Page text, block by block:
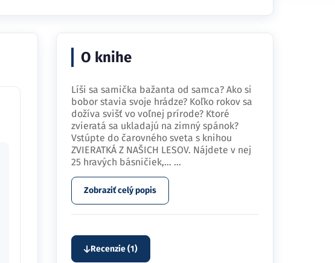
O knihe
Líši sa samička bažanta od samca? Ako si
bobor stavia svoje hrádze? Koľko rokov sa
dožíva svišť vo voľnej prírode? Ktoré
zvieratá sa ukladajú na zimný spánok?
Vstúpte do čarovného sveta s knihou
ZVIERATKÁ Z NAŠICH LESOV. Nájdete v nej
25 hravých básničiek,… ...
Zobraziť celý popis
Recenzie (1)